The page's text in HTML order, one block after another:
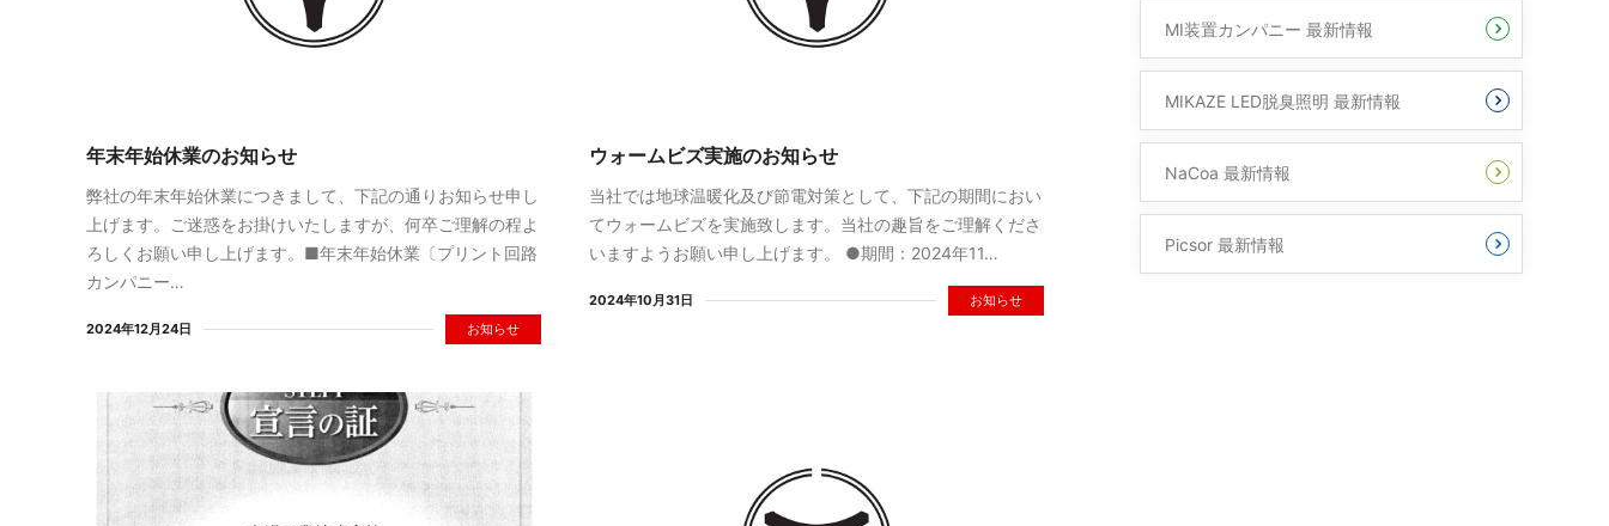
年末年始休業のお知らせ
弊社の年末年始休業につきまして、下記の通りお知らせ申し
上げます。ご迷惑をお掛けいたしますが、何卒ご理解の程よ
ろしくお願い申し上げます。■年末年始休業〔プリント回路
カンパニー…
2024年12月24日 お知らせ
ウォームビズ実施のお知らせ
当社では地球温暖化及び節電対策として、下記の期間におい
てウォームビズを実施致します。当社の趣旨をご理解くださ
いますようお願い申し上げます。 ●期間：2024年11…
2024年10月31日 お知らせ
MI装置カンパニー 最新情報
MIKAZE LED脱臭照明 最新情報
NaCoa 最新情報
Picsor 最新情報